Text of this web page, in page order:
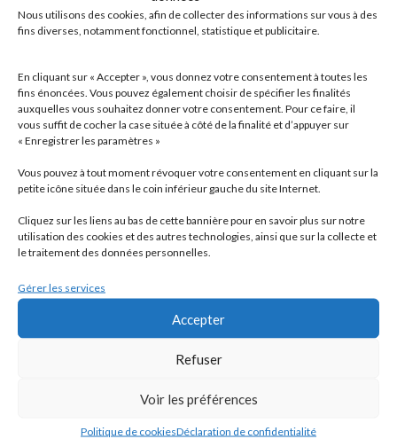
Nous utilisons des cookies, afin de collecter des informations sur vous à des
fins diverses, notamment fonctionnel, statistique et publicitaire.
En cliquant sur « Accepter », vous donnez votre consentement à toutes les
fins énoncées. Vous pouvez également choisir de spécifier les finalités
auxquelles vous souhaitez donner votre consentement. Pour ce faire, il
vous suffit de cocher la case située à côté de la finalité et d’appuyer sur
« Enregistrer les paramètres »
Vous pouvez à tout moment révoquer votre consentement en cliquant sur la
petite icône située dans le coin inférieur gauche du site Internet.
Cliquez sur les liens au bas de cette bannière pour en savoir plus sur notre
utilisation des cookies et des autres technologies, ainsi que sur la collecte et
le traitement des données personnelles.
Gérer les services
Accepter
Refuser
Voir les préférences
Politique de cookiesDéclaration de confidentialité
cybersécurité ou encore la mise en œuvre d’une
stratégie RSE adaptée à votre structure.
Implanté au cœur du bassin industriel et tertiaire de
Mulhouse, notre cabinet met à votre service un savoir-
expertise pluridisciplinaire pour accompagner votre
développement. Pour vos besoins en expertise
comptable à Mulhouse, Saint-Louis ou encore Altkirch,
faites confiance à une équipe qui conjugue expérience,
entreprises du Sud Alsace.